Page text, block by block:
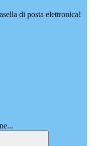
di posta elettronica!